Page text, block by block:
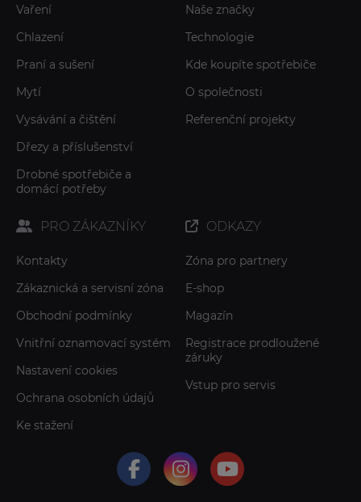
Vaření
Chlazení
Praní a sušení
Mytí
Vysávání a čištění
Dřezy a příslušenství
Drobné spotřebiče a
domácí potřeby
Naše značky
Technologie
Kde koupíte spotřebiče
O společnosti
Referenční projekty
PRO ZÁKAZNÍKY
Kontakty
Zákaznická a servisní zóna
Obchodní podmínky
Vnitřní oznamovací systém
Nastavení cookies
Ochrana osobních údajů
Ke stažení
ODKAZY
Zóna pro partnery
E-shop
Magazín
Registrace prodloužené
záruky
Vstup pro servis